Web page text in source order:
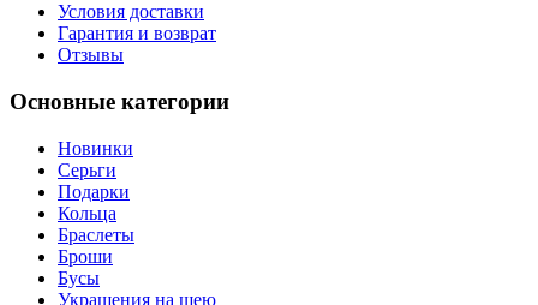
Условия доставки
Гарантия и возврат
Отзывы
Основные категории
Новинки
Серьги
Подарки
Кольца
Браслеты
Броши
Бусы
Украшения на шею